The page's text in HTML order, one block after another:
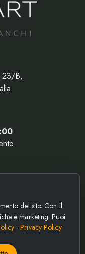
23/B,
Policy
del sito. Con il
e marketing. Puoi
- Privacy Policy